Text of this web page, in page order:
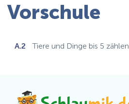
Vorschule
A.2 Tiere und Dinge bis 5 zählen